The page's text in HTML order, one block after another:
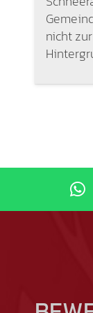
nicht